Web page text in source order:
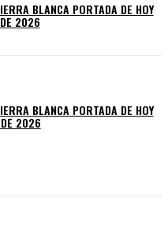
BLANCA PORTADA DE HOY
2026
BLANCA PORTADA DE HOY
2026